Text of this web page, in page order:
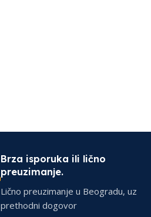
Brza isporuka ili lično
preuzimanje.
Lično preuzimanje u Beogradu, uz
prethodni dogovor